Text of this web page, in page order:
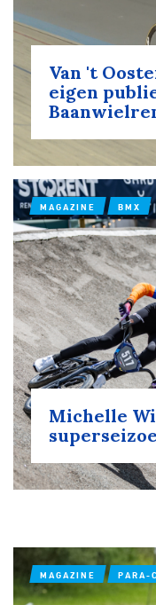
Van 't
eigen
MAGAZINE BMX
Michelle
MAGAZINE PARA-